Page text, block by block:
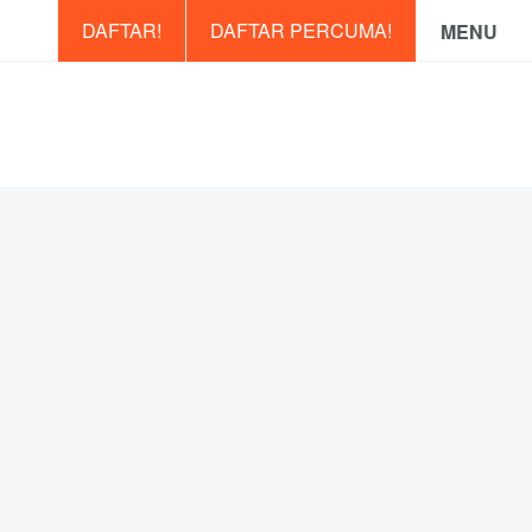
MENU
DAFTAR PERCUMA!
DAFTAR!